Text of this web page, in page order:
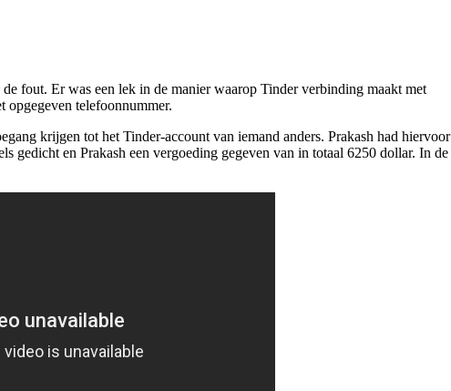
fout. Er was een lek in de manier waarop Tinder verbinding maakt met
telefoonnummer.
krijgen tot het Tinder-account van iemand anders. Prakash had hiervoor
gedicht en Prakash een vergoeding gegeven van in totaal 6250 dollar. In de